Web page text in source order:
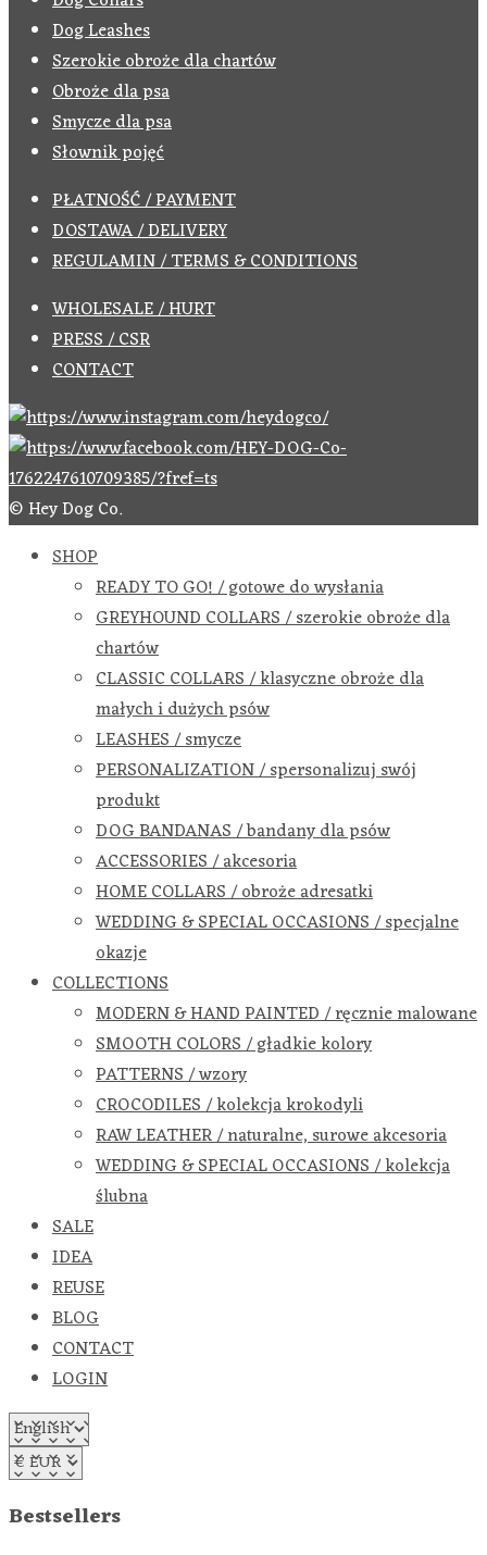
Dog Leashes
Szerokie obroże dla chartów
Obroże dla psa
Smycze dla psa
Słownik pojęć
PŁATNOŚĆ / PAYMENT
DOSTAWA / DELIVERY
REGULAMIN / TERMS & CONDITIONS
WHOLESALE / HURT
PRESS / CSR
CONTACT
© Hey Dog Co.
SHOP
READY TO GO! / gotowe do wysłania
GREYHOUND COLLARS / szerokie obroże dla
chartów
CLASSIC COLLARS / klasyczne obroże dla
małych i dużych psów
LEASHES / smycze
PERSONALIZATION / spersonalizuj swój
produkt
DOG BANDANAS / bandany dla psów
ACCESSORIES / akcesoria
HOME COLLARS / obroże adresatki
WEDDING & SPECIAL OCCASIONS / specjalne
okazje
COLLECTIONS
MODERN & HAND PAINTED / ręcznie malowane
SMOOTH COLORS / gładkie kolory
PATTERNS / wzory
CROCODILES / kolekcja krokodyli
RAW LEATHER / naturalne, surowe akcesoria
WEDDING & SPECIAL OCCASIONS / kolekcja
ślubna
SALE
IDEA
REUSE
BLOG
CONTACT
LOGIN
Bestsellers